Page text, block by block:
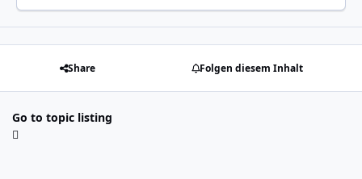
Share Folgen diesem Inhalt
Go to topic listing